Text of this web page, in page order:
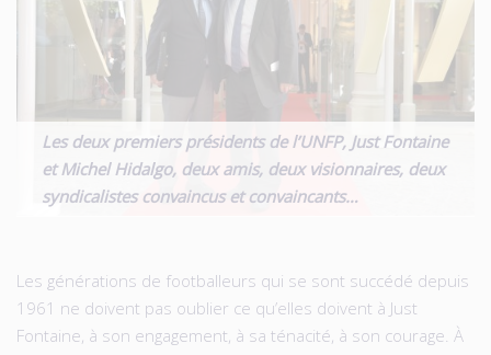
Les deux premiers présidents de l’UNFP, Just Fontaine
et Michel Hidalgo, deux amis, deux visionnaires, deux
syndicalistes convaincus et convaincants…
Les générations de footballeurs qui se sont succédé depuis
1961 ne doivent pas oublier ce qu’elles doivent à Just
Fontaine, à son engagement, à sa ténacité, à son courage. À